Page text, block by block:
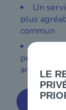
Un
plus
commun
Un
pour une
ambiance
LE